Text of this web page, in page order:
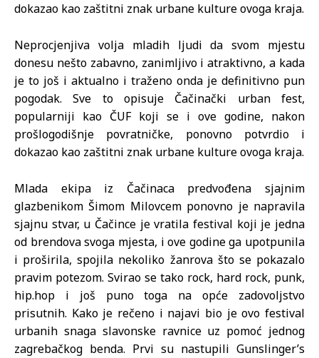
dokazao kao zaštitni znak urbane kulture ovoga kraja.
Neprocjenjiva volja mladih ljudi da svom mjestu
donesu nešto zabavno, zanimljivo i atraktivno, a kada
je to još i aktualno i traženo onda je definitivno pun
pogodak. Sve to opisuje Čačinački urban fest,
popularniji kao ČUF koji se i ove godine, nakon
prošlogodišnje povratničke, ponovno potvrdio i
dokazao kao zaštitni znak urbane kulture ovoga kraja.
Mlada ekipa iz Čačinaca predvođena sjajnim
glazbenikom Šimom Milovcem ponovno je napravila
sjajnu stvar, u Čačince je vratila festival koji je jedna
od brendova svoga mjesta, i ove godine ga upotpunila
i proširila, spojila nekoliko žanrova što se pokazalo
pravim potezom. Svirao se tako rock, hard rock, punk,
hip.hop i još puno toga na opće zadovoljstvo
prisutnih. Kako je rečeno i najavi bio je ovo festival
urbanih snaga slavonske ravnice uz pomoć jednog
zagrebačkog benda. Prvi su nastupili Gunslinger’s